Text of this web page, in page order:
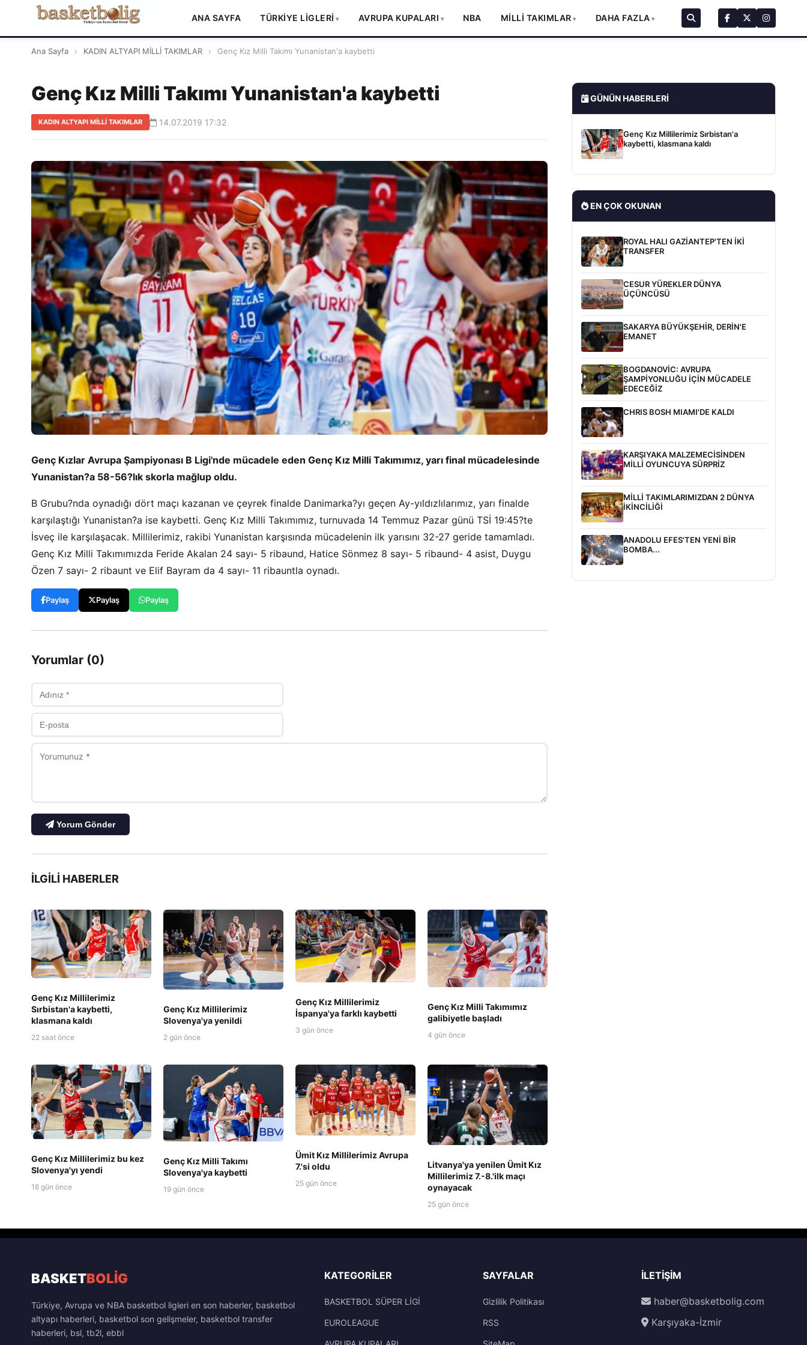
ANA SAYFA TÜRKİYE LİGLERİ AVRUPA KUPALARI NBA MİLLİ TAKIMLAR DAHA FAZLA
Ana Sayfa › KADIN ALTYAPI MİLLİ TAKIMLAR › Genç Kız Milli Takımı Yunanistan'a kaybetti
Genç Kız Milli Takımı Yunanistan'a kaybetti
KADIN ALTYAPI MİLLİ TAKIMLAR 14.07.2019 17:32
Genç Kızlar Avrupa Şampiyonası B Ligi'nde mücadele eden Genç Kız Milli Takımımız, yarı final mücadelesinde
Yunanistan?a 58-56?lık skorla mağlup oldu.
B Grubu?nda oynadığı dört maçı kazanan ve çeyrek finalde Danimarka?yı geçen Ay-yıldızlılarımız, yarı finalde
karşılaştığı Yunanistan?a ise kaybetti. Genç Kız Milli Takımımız, turnuvada 14 Temmuz Pazar günü TSİ 19:45?te
İsveç ile karşılaşacak. Millilerimiz, rakibi Yunanistan karşısında mücadelenin ilk yarısını 32-27 geride tamamladı.
Genç Kız Milli Takımımızda Feride Akalan 24 sayı- 5 ribaund, Hatice Sönmez 8 sayı- 5 ribaund- 4 asist, Duygu
Özen 7 sayı- 2 ribaunt ve Elif Bayram da 4 sayı- 11 ribauntla oynadı.
Paylaş Paylaş Paylaş
Yorumlar (0)
Yorum Gönder
İLGILI HABERLER
Genç Kız Millilerimiz
Sırbistan'a kaybetti,
klasmana kaldı
22 saat önce
Genç Kız Millilerimiz
Slovenya'ya yenildi
2 gün önce
Genç Kız Millilerimiz
İspanya'ya farklı kaybetti
3 gün önce
Genç Kız Milli Takımımız
galibiyetle başladı
4 gün önce
Genç Kız Millilerimiz bu kez
Slovenya'yı yendi
18 gün önce
Genç Kız Milli Takımı
Slovenya'ya kaybetti
19 gün önce
Ümit Kız Millilerimiz Avrupa
7.'si oldu
25 gün önce
Litvanya'ya yenilen Ümit Kız
Millilerimiz 7.-8.'ilk maçı
oynayacak
25 gün önce
GÜNÜN HABERLERI
Genç Kız Millilerimiz Sırbistan'a
kaybetti, klasmana kaldı
EN ÇOK OKUNAN
ROYAL HALI GAZİANTEP'TEN İKİ
TRANSFER
CESUR YÜREKLER DÜNYA
ÜÇÜNCÜSÜ
SAKARYA BÜYÜKŞEHİR, DERİN'E
EMANET
BOGDANOVİC: AVRUPA
ŞAMPİYONLUĞU İÇİN MÜCADELE
EDECEĞİZ
CHRIS BOSH MIAMI'DE KALDI
KARŞIYAKA MALZEMECİSİNDEN
MİLLİ OYUNCUYA SÜRPRİZ
MİLLİ TAKIMLARIMIZDAN 2 DÜNYA
İKİNCİLİĞİ
ANADOLU EFES'TEN YENİ BİR
BOMBA...
BASKETBOLİG
Türkiye, Avrupa ve NBA basketbol ligleri en son haberler, basketbol
altyapı haberleri, basketbol son gelişmeler, basketbol transfer
haberleri, bsl, tb2l, ebbl
KATEGORILER
BASKETBOL SÜPER LİGİ
EUROLEAGUE
SAYFALAR
Gizlilik Politikası
RSS
İLETIŞIM
haber@basketbolig.com
Karşıyaka-İzmir